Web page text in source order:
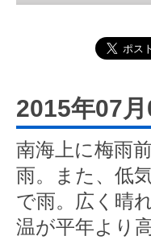
2015年07
南海上に梅雨
雨。また、低
で雨。広く晴
温が平年より